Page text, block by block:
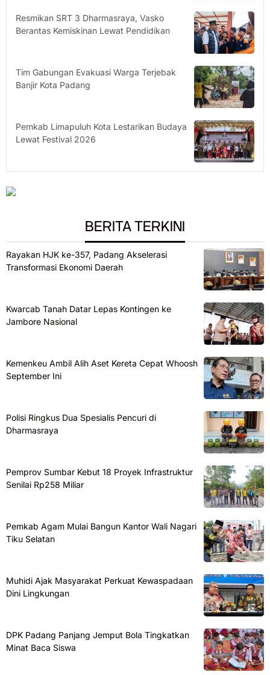
Resmikan SRT 3 Dharmasraya, Vasko
Berantas Kemiskinan Lewat Pendidikan
Tim Gabungan Evakuasi Warga Terjebak
Banjir Kota Padang
Pemkab Limapuluh Kota Lestarikan Budaya
Lewat Festival 2026
BERITA TERKINI
Rayakan HJK ke-357, Padang Akselerasi
Transformasi Ekonomi Daerah
Kwarcab Tanah Datar Lepas Kontingen ke
Jambore Nasional
Kemenkeu Ambil Alih Aset Kereta Cepat Whoosh
September Ini
Polisi Ringkus Dua Spesialis Pencuri di
Dharmasraya
Pemprov Sumbar Kebut 18 Proyek Infrastruktur
Senilai Rp258 Miliar
Pemkab Agam Mulai Bangun Kantor Wali Nagari
Tiku Selatan
Muhidi Ajak Masyarakat Perkuat Kewaspadaan
Dini Lingkungan
DPK Padang Panjang Jemput Bola Tingkatkan
Minat Baca Siswa